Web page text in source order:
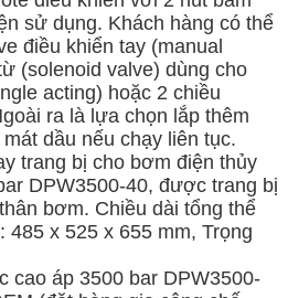
sử dụng. Khách hàng có thể
điều khiển tay (manual
(solenoid valve) dùng cho
acting) hoặc 2 chiều
ra là lựa chọn lắp thêm
dầu nếu chạy liên tục.
trang bị cho bơm điện thủy
DPW3500-40, được trang bị
bơm. Chiều dài tổng thể
485 x 525 x 655 mm, Trọng
cao áp 3500 bar DPW3500-